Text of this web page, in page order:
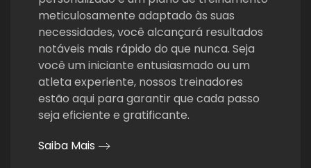
meticulosamente adaptado às suas
necessidades, você alcançará resultados
notáveis mais rápido do que nunca. Seja
você um iniciante entusiasmado ou um
atleta experiente, nossos treinadores
estão aqui para garantir que cada passo
seja eficiente e gratificante.
Saiba Mais